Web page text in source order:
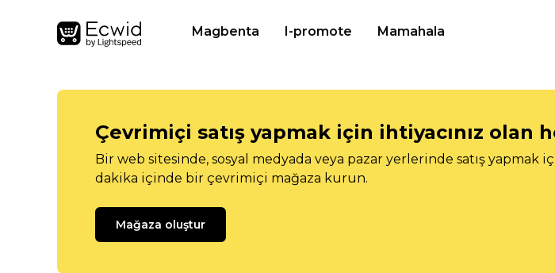
Magbenta I-promote Mamahala
Çevrimiçi satış yapmak için ihtiyacınız olan
Bir web sitesinde, sosyal medyada veya pazar yerlerinde satış yapmak
dakika içinde bir çevrimiçi mağaza kurun.
Mağaza oluştur